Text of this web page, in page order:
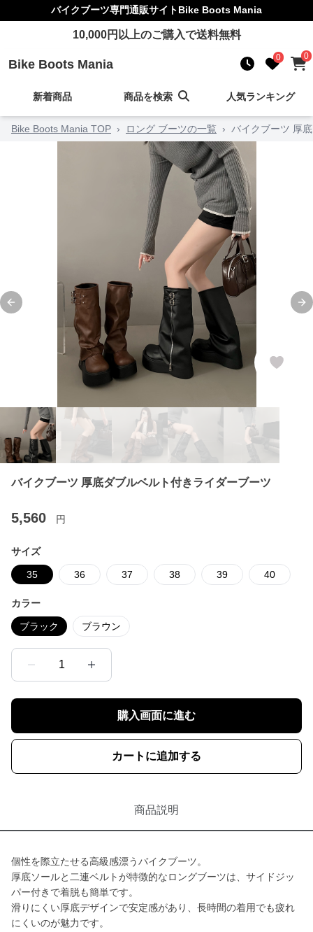
バイクブーツ専門通販サイトBike Boots Mania
10,000円以上のご購入で送料無料
Bike Boots Mania 0 0
新着商品 商品を検索 人気ランキング
Bike Boots Mania TOP › ロング ブーツの一覧 › バイクブーツ 厚
Previous slide
バイクブーツ 厚底ダブルベルト付きライダーブーツ
5,560 円
サイズ
35 36 37 38 39 40
カラー
ブラック ブラウン
1
購入画面に進む
カートに追加する
商品説明
個性を際立たせる高級感漂うバイクブーツ。
厚底ソールと二連ベルトが特徴的なロングブーツは、サイドジッ
パー付きで着脱も簡単です。
滑りにくい厚底デザインで安定感があり、長時間の着用でも疲れ
にくいのが魅力です。